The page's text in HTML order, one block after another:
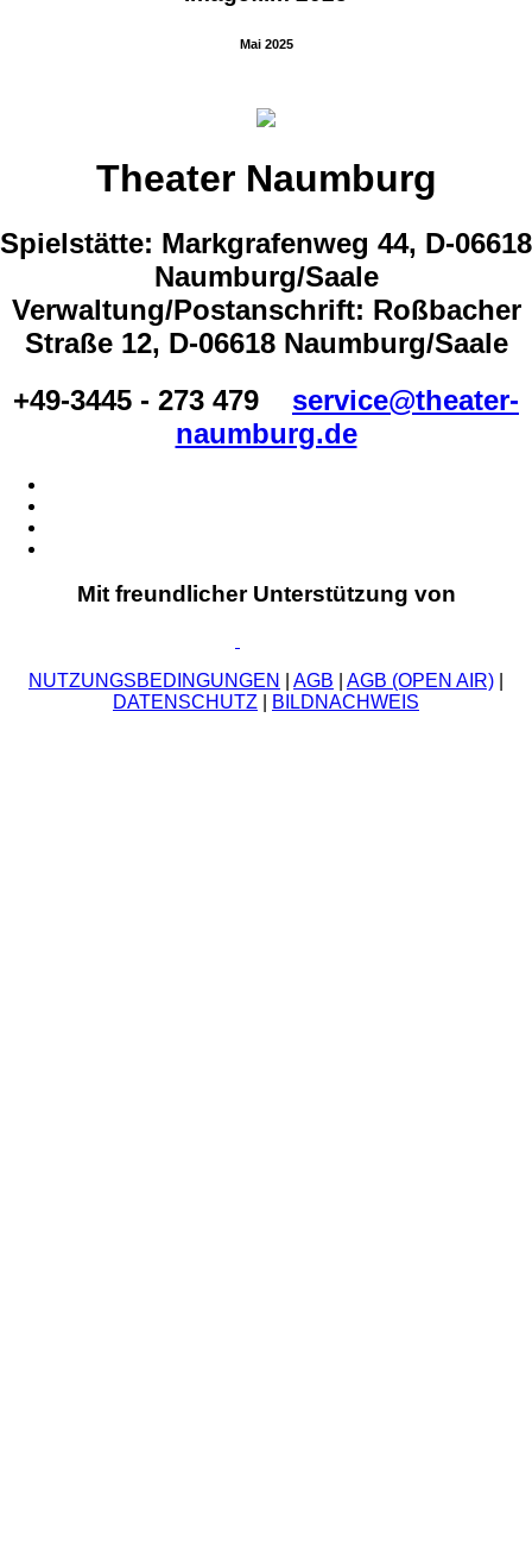
Mai 2025
Theater Naumburg
Spielstätte: Markgrafenweg 44, D-06618
Naumburg/Saale
Verwaltung/Postanschrift: Roßbacher
Straße 12, D-06618 Naumburg/Saale
+49-3445 - 273 479
service@theater-
naumburg.de
Mit freundlicher Unterstützung von
NUTZUNGSBEDINGUNGEN AGB AGB (OPEN AIR)
DATENSCHUTZ
BILDNACHWEIS